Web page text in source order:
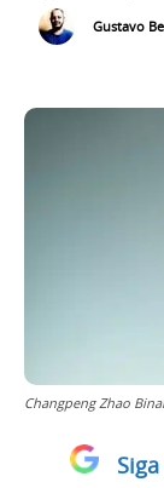
Gustavo
Changpeng Zhao